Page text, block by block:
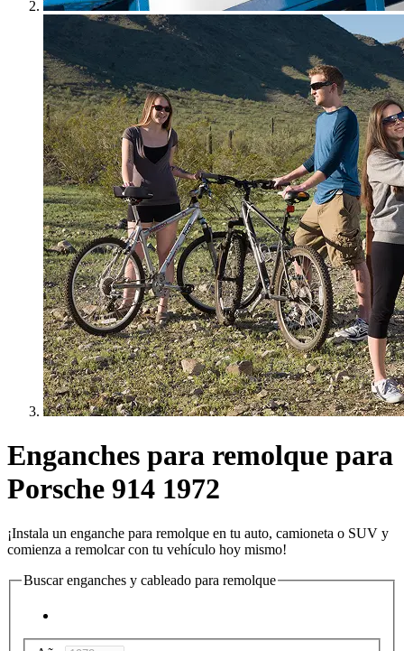
Enganches para remolque para
Porsche 914 1972
¡Instala un enganche para remolque en tu auto, camioneta o SUV y
comienza a remolcar con tu vehículo hoy mismo!
Buscar enganches y cableado para remolque